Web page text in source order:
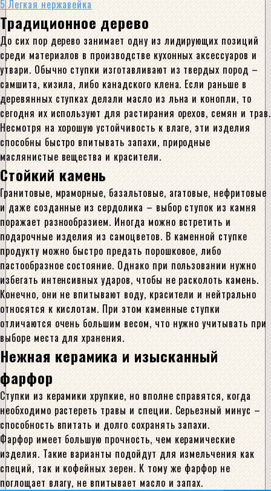
5 Легкая нержавейка
Традиционное дерево
До сих пор дерево занимает одну из лидирующих позиций
среди материалов в производстве кухонных аксессуаров и
утвари. Обычно ступки изготавливают из твердых пород –
самшита, кизила, либо канадского клена. Если раньше в
деревянных ступках делали масло из льна и конопли, то
сегодня их используют для растирания орехов, семян и трав.
Несмотря на хорошую устойчивость к влаге, эти изделия
способны быстро впитывать запахи, природные
маслянистые вещества и красители.
Стойкий камень
Гранитовые, мраморные, базальтовые, агатовые, нефритовые
и даже созданные из сердолика – выбор ступок из камня
поражает разнообразием. Иногда можно встретить и
подарочные изделия из самоцветов. В каменной ступке
продукту можно быстро предать порошковое, либо
пастообразное состояние. Однако при пользовании нужно
избегать интенсивных ударов, чтобы не расколоть камень.
Конечно, они не впитывают воду, красители и нейтрально
относятся к кислотам. При этом каменные ступки
отличаются очень большим весом, что нужно учитывать при
выборе места для хранения.
Нежная керамика и изысканный
фарфор
Ступки из керамики хрупкие, но вполне справятся, когда
необходимо растереть травы и специи. Серьезный минус –
способность впитать и долго сохранять запахи.
Фарфор имеет большую прочность, чем керамические
изделия. Такие варианты подойдут для измельчения как
специй, так и кофейных зерен. К тому же фарфор не
поглощает влагу, не впитывает масло и запах.